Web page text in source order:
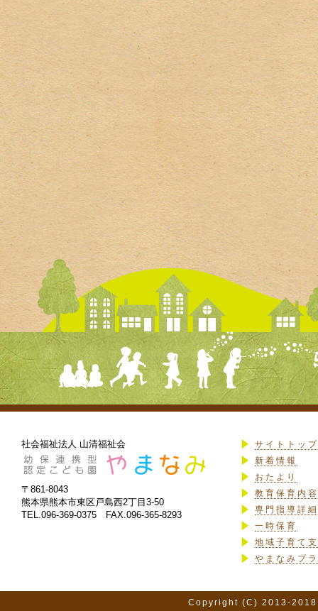
社会福祉法人 山清福祉会
〒861-8043
熊本県熊本市東区戸島西2丁目3-50
TEL.096-369-0375 FAX.096-365-8293
サイトトップ
新着情報
おたより
教育保育内
専門指導詳細
一時保育
地域子育て
やまなみプ
Copyright (C) 2013-